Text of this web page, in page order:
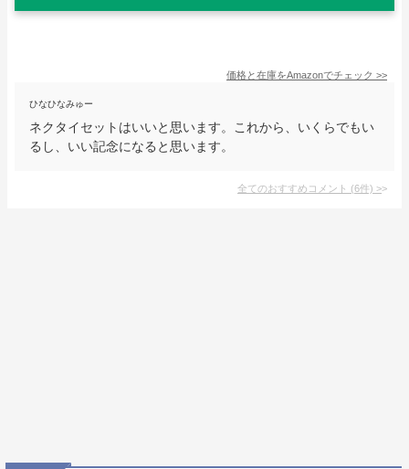
価格と在庫をAmazonでチェック >>
ひなひなみゅー
ネクタイセットはいいと思います。これから、いくらでもい
るし、いい記念になると思います。
全てのおすすめコメント (6件) >